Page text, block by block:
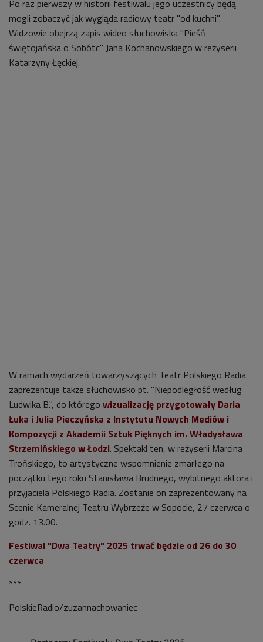
Po raz pierwszy w historii festiwalu jego uczestnicy będą
mogli zobaczyć jak wygląda radiowy teatr "od kuchni".
Widzowie obejrzą zapis wideo słuchowiska "Pieśń
świętojańska o Sobótc" Jana Kochanowskiego w reżyserii
Katarzyny Łęckiej.
W ramach wydarzeń towarzyszących Teatr Polskiego Radia
zaprezentuje także słuchowisko pt. "Niepodległość według
Ludwika B.", do którego wizualizację przygotowały Daria
Łuka i Julia Pieczyńska z Instytutu Nowych Mediów i
Kompozycji z Akademii Sztuk Pięknych im. Władysława
Strzemińskiego w Łodzi. Spektakl ten, w reżyserii Marcina
Trońskiego, to artystyczne wspomnienie zmarłego na
początku tego roku Stanisława Brudnego, wybitnego aktora i
przyjaciela Polskiego Radia. Zostanie on zaprezentowany na
Scenie Kameralnej Teatru Wybrzeże w Sopocie, 27 czerwca o
godz. 13.00.
Festiwal "Dwa Teatry" 2025 trwać będzie od 26 do 30
czerwca
***
PolskieRadio/zuzannachowaniec